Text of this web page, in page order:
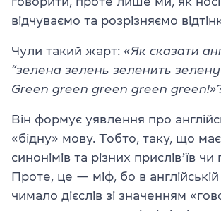
відчуваємо та розрізняємо
Чули такий жарт: «Як сказати
“зелена зелень зеленить зелену
Green green green green green!»
Він формує уявлення про
«бідну» мову. Тобто, таку, що
синонімів та різних прислівʼїв чи
Проте, це — міф, бо в
чимало дієслів зі значенням